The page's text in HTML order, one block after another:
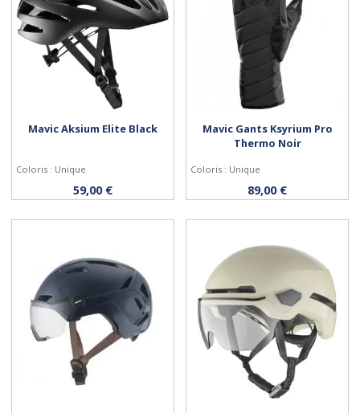
Personnaliser
Mavic Aksium Elite Black
Coloris : Unique
59,00 € Personnaliser
Mavic Gants Ksyrium Pro
Thermo Noir
Coloris : Unique
89,00 €